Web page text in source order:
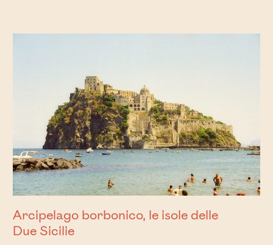
Arcipelago borbonico, le isole delle
Due Sicilie